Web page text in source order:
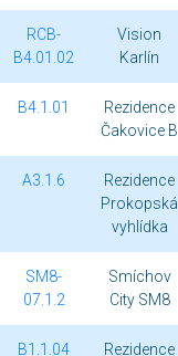
RCB-
B4.01.02
Vision
Karlín
B4.1.01
Rezidence
Čakovice B
A3.1.6
Rezidence
Prokopská
vyhlídka
SM8-
07.1.2
Smíchov
City SM8
B1.1.04
Rezidence